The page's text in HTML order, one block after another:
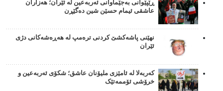
ڕێپێوانی بەجێماوانی ئەربەعین لە ئێران؛ هەزاران
عاشقی ئیمام حسێن شین دەگێڕن
نهێنی پاشەکشێ کردنی ترەمپ لە هەڕەشەکانی دژی
ئێران
کەربەلا لە ئامێزی ملیۆنان عاشق؛ شکۆی ئەربەعین و
خرۆشی ئۆممەتێک